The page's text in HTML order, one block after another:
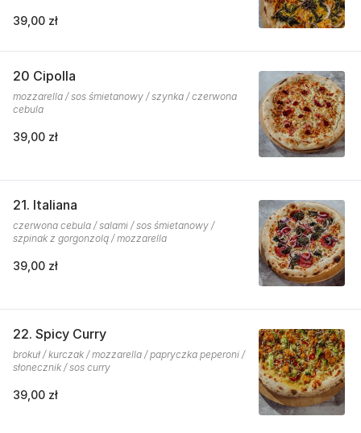
39,00 zł
20 Cipolla
mozzarella / sos śmietanowy / szynka / czerwona
cebula
39,00 zł
21. Italiana
czerwona cebula / salami / sos śmietanowy /
szpinak z gorgonzolą / mozzarella
39,00 zł
22. Spicy Curry
brokuł / kurczak / mozzarella / papryczka peperoni /
słonecznik / sos curry
39,00 zł